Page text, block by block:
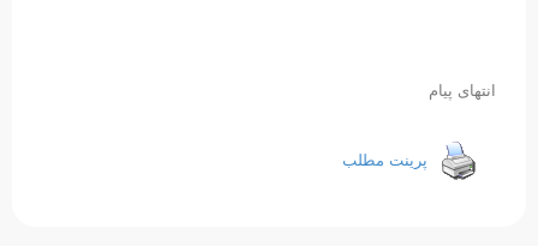
انتهای پیام
پرینت مطلب